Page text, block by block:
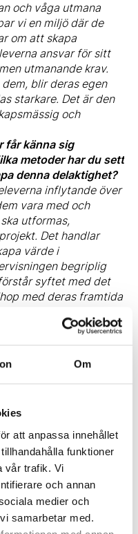
Om
att anpassa innehållet
funktioner
vår trafik. Vi
och annan
medier och
samarbetar med.
och våga utmana
vi en miljö där de
om att skapa
ansvar för sitt
utmanande krav.
blir deras egen
starkare. Det är den
och
får känna sig
metoder har du sett
denna delaktighet?
inflytande över
vara med och
utformas,
Det handlar
värde i
begriplig
syftet med det
med deras framtida
och motiverade att
anpassade
tror du är
förutsättningar att
är anpassad för
för framtiden. Det
utveckla elevernas
att delta aktivt i
att eleverna får
metoder som stärker
Framför allt
i skolan förändras, så